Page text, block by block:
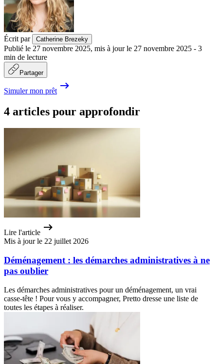
Écrit par Catherine Brezeky
Publié le 27 novembre 2025, mis à jour le 27 novembre 2025 - 3
min de lecture
Partager
Simuler mon prêt
4 articles pour approfondir
Lire l'article
Mis à jour le 22 juillet 2026
Déménagement : les démarches administratives à ne
pas oublier
Les démarches administratives pour un déménagement, un vrai
casse-tête ! Pour vous y accompagner, Pretto dresse une liste de
toutes les étapes à réaliser.